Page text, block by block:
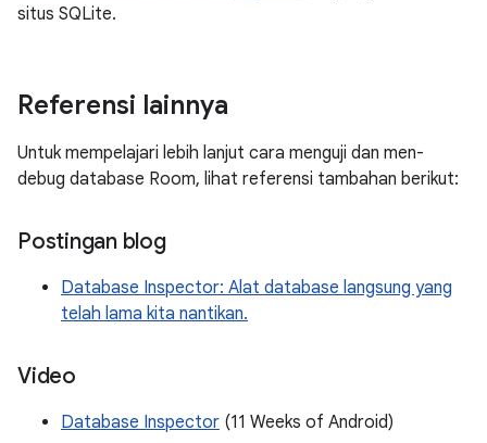
situs SQLite.
Referensi lainnya
Untuk mempelajari lebih lanjut cara menguji dan men-
debug database Room, lihat referensi tambahan berikut:
Postingan blog
Database Inspector: Alat database langsung yang
telah lama kita nantikan.
Video
Database Inspector (11 Weeks of Android)